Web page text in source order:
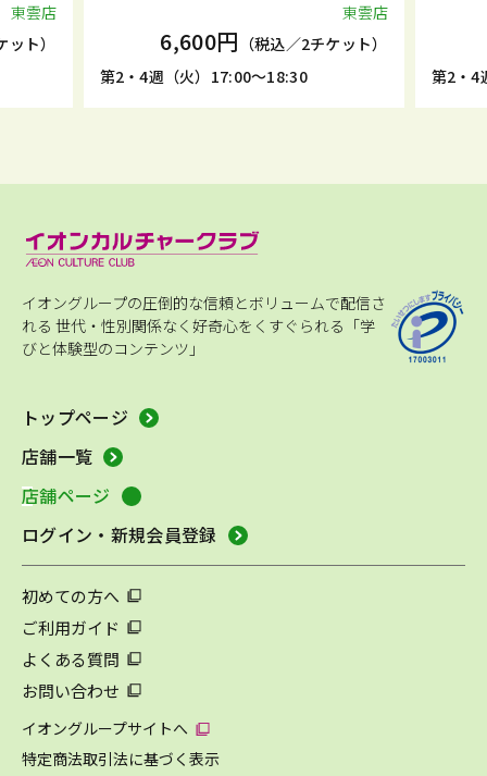
東雲店
ト）
東雲店
6,600円 （税込／2チケット）
第2・4週（火）17:00～18:30
第2・4
イオングループの圧倒的な信頼とボリュームで配信さ
れる 世代・性別関係なく好奇心をくすぐられる「学
びと体験型のコンテンツ」
トップページ
店舗一覧
店舗ページ
ログイン・新規会員登録
初めての方へ
ご利用ガイド
よくある質問
お問い合わせ
イオングループサイトへ
特定商法取引法に基づく表示